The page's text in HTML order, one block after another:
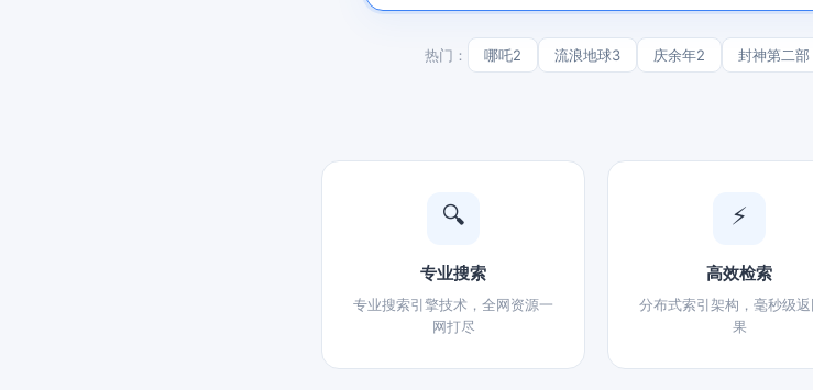
热门： 哪吒2 流浪地球3 庆余年2 封神第二部
🔍
专业搜索
专业搜索引擎技术，全网资源一
网打尽
⚡
高效检索
分布式索引架构，毫秒级返
果